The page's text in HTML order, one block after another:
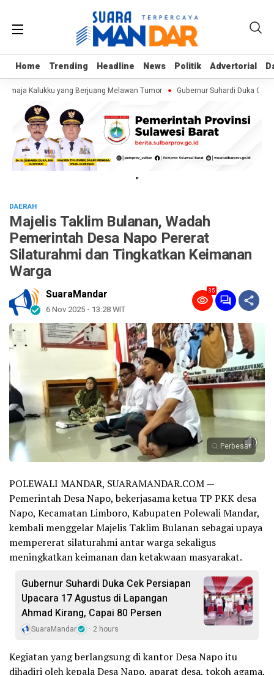
Home Trending Headline News Politik Advertorial
Home Trending Headline News Politik Advertorial
Kalukku yang Berjuang Melawan Tumor Gubernur Suhardi Duka Cek
"
DAERAH
Majelis Taklim Bulanan, Wadah
Pemerintah Desa Napo Pererat
Silaturahmi dan Tingkatkan Keimanan
Warga
SuaraMandar
6 Nov 2025 - 13:28 WIT
35
Perbesar
POLEWALI MANDAR, SUARAMANDAR.COM —
Pemerintah Desa Napo, bekerjasama ketua TP PKK desa
Napo, Kecamatan Limboro, Kabupaten Polewali Mandar,
kembali menggelar Majelis Taklim Bulanan sebagai upaya
mempererat silaturahmi antar warga sekaligus
meningkatkan keimanan dan ketakwaan masyarakat.
Gubernur Suhardi Duka Cek Persiapan
Upacara 17 Agustus di Lapangan
Ahmad Kirang, Capai 80 Persen
SuaraMandar 2 hours
Kegiatan yang berlangsung di kantor Desa Napo itu
dihadiri oleh kepala Desa Napo, aparat desa, tokoh agama,